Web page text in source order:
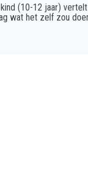
(10-12 jaar)
wat het zelf zou